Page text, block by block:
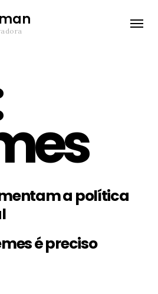
Toggle
a política
é preciso